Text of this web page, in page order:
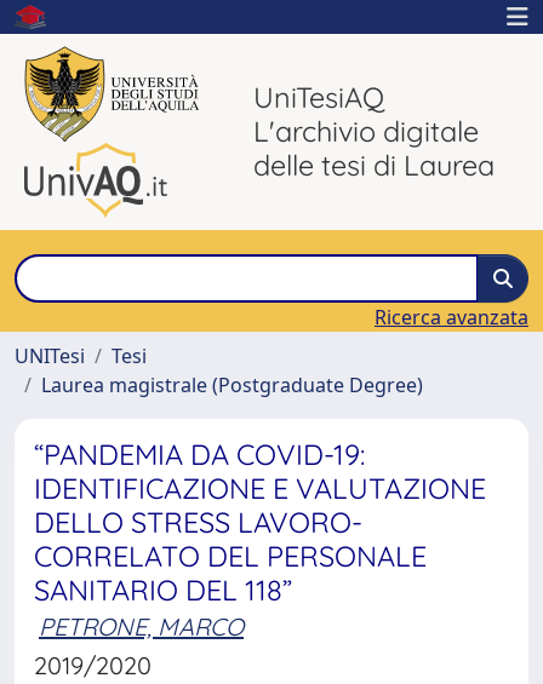
UniTesiAQ
L'archivio digitale
delle tesi di Laurea
Ricerca avanzata
UNITesi
Tesi
Laurea magistrale (Postgraduate Degree)
“PANDEMIA DA COVID-19:
IDENTIFICAZIONE E VALUTAZIONE
DELLO STRESS LAVORO-
CORRELATO DEL PERSONALE
SANITARIO DEL 118”
PETRONE, MARCO
2019/2020